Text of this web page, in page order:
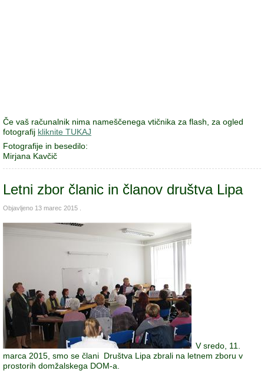
Če vaš računalnik nima nameščenega vtičnika za flash, za ogled
fotografij kliknite TUKAJ
Fotografije in besedilo:
Mirjana Kavčič
Letni zbor članic in članov društva Lipa
Objavljeno 13 marec 2015
V sredo, 11.
marca 2015, smo se člani Društva Lipa zbrali na letnem zboru v
prostorih domžalskega DOM-a.